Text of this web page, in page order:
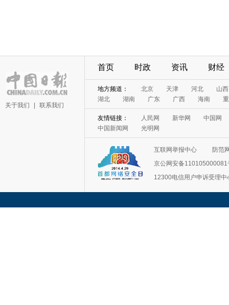
关于我们 联系我们
首页 时政 资讯 财经
地方频道： 北京 天津 河北
山西
湖北
湖南 广东 广西 海南
友情链接： 人民网 新华网
中国网
中国新闻网
光明网
互联网举报中心
防范
京公网安备110105000081
12300电信用户申诉受理中